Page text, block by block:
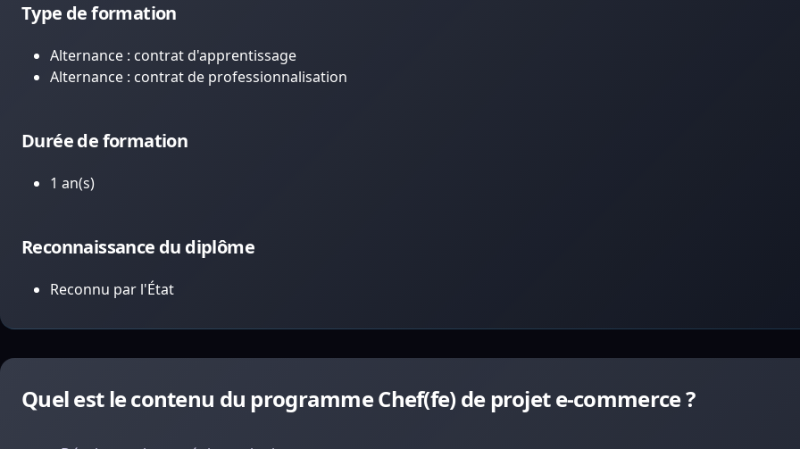
Type de formation
Alternance : contrat d'apprentissage
Alternance : contrat de professionnalisation
Durée de formation
1 an(s)
Reconnaissance du diplôme
Reconnu par l'État
Quel est le contenu du programme Chef(fe) de projet e-commerce ?